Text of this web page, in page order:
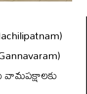
వామపక్షాలకు